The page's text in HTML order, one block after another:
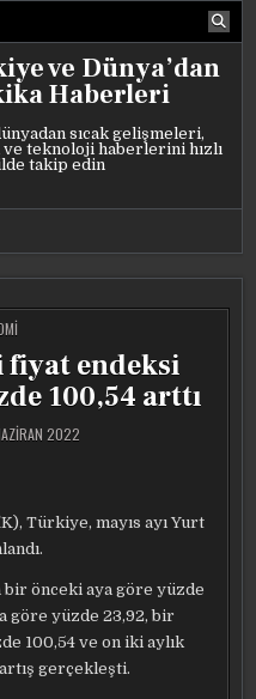
ve Dünya’dan
Haberleri
sıcak gelişmeleri,
teknoloji haberlerini hızlı
takip edin
fiyat endeksi
100,54 arttı
2022
Türkiye, mayıs ayı Yurt
bir önceki aya göre yüzde
göre yüzde 23,92, bir
100,54 ve on iki aylık
gerçekleşti.